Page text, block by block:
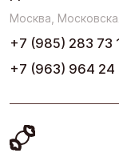
Москва,
+7 (985) 283 73
+7 (963) 964 24